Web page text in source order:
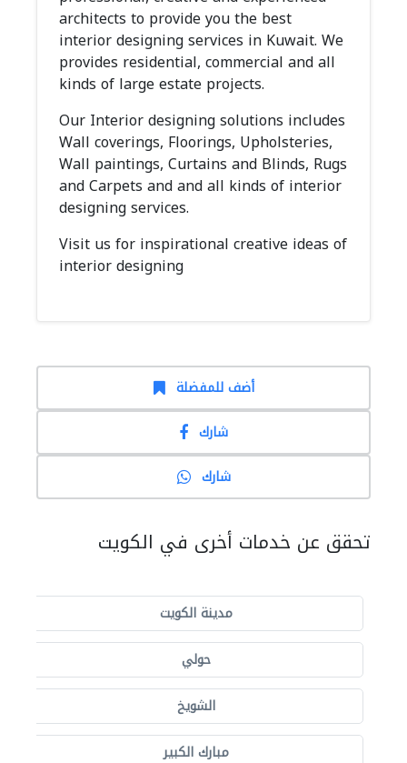
architects to provide you the best
interior designing services in Kuwait. We
provides residential, commercial and all
kinds of large estate projects.
Our Interior designing solutions includes
Wall coverings, Floorings, Upholsteries,
Wall paintings, Curtains and Blinds, Rugs
and Carpets and and all kinds of interior
designing services.
Visit us for inspirational creative ideas of
interior designing
أضف للمفضلة
شارك
شارك
تحقق عن خدمات أخرى في الكويت
مدينة الكويت
حولي
الشويخ
مبارك الكبير